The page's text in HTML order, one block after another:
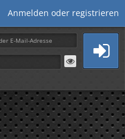
Anmelden oder registrieren